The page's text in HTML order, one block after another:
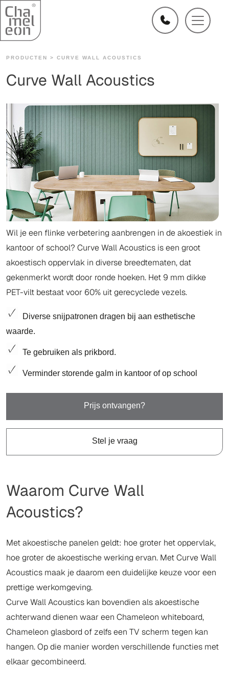
PRODUCTEN > CURVE WALL ACOUSTICS
Curve Wall Acoustics
Wil je een flinke verbetering aanbrengen in de akoestiek in
kantoor of school? Curve Wall Acoustics is een groot
akoestisch oppervlak in diverse breedtematen, dat
gekenmerkt wordt door ronde hoeken. Het 9 mm dikke
PET-vilt bestaat voor 60% uit gerecyclede vezels.
Diverse snijpatronen dragen bij aan esthetische
waarde.
Te gebruiken als prikbord.
Verminder storende galm in kantoor of op school
Prijs ontvangen?
Stel je vraag
Waarom Curve Wall
Acoustics?
Met akoestische panelen geldt: hoe groter het oppervlak,
hoe groter de akoestische werking ervan. Met Curve Wall
Acoustics maak je daarom een duidelijke keuze voor een
prettige werkomgeving.
Curve Wall Acoustics kan bovendien als akoestische
achterwand dienen waar een Chameleon whiteboard,
Chameleon glasbord of zelfs een TV scherm tegen kan
hangen. Op die manier worden verschillende functies met
elkaar gecombineerd.